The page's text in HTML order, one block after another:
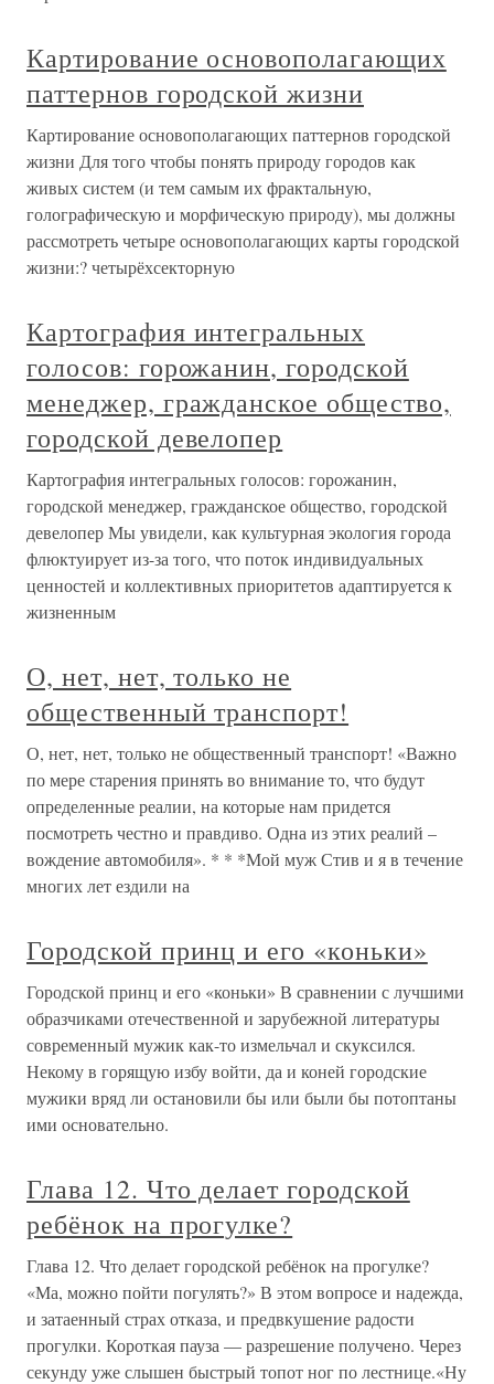
Картирование основополагающих
паттернов городской жизни
Картирование основополагающих паттернов городской
жизни Для того чтобы понять природу городов как
живых систем (и тем самым их фрактальную,
голографическую и морфическую природу), мы должны
рассмотреть четыре основополагающих карты городской
жизни:? четырёхсекторную
Картография интегральных
голосов: горожанин, городской
менеджер, гражданское общество,
городской девелопер
Картография интегральных голосов: горожанин,
городской менеджер, гражданское общество, городской
девелопер Мы увидели, как культурная экология города
флюктуирует из-за того, что поток индивидуальных
ценностей и коллективных приоритетов адаптируется к
жизненным
О, нет, нет, только не
общественный транспорт!
О, нет, нет, только не общественный транспорт! «Важно
по мере старения принять во внимание то, что будут
определенные реалии, на которые нам придется
посмотреть честно и правдиво. Одна из этих реалий –
вождение автомобиля». * * *Мой муж Стив и я в течение
многих лет ездили на
Городской принц и его «коньки»
Городской принц и его «коньки» В сравнении с лучшими
образчиками отечественной и зарубежной литературы
современный мужик как-то измельчал и скуксился.
Некому в горящую избу войти, да и коней городские
мужики вряд ли остановили бы или были бы потоптаны
ими основательно.
Глава 12. Что делает городской
ребёнок на прогулке?
Глава 12. Что делает городской ребёнок на прогулке?
«Ма, можно пойти погулять?» В этом вопросе и надежда,
и затаенный страх отказа, и предвкушение радости
прогулки. Короткая пауза — разрешение получено. Через
секунду уже слышен быстрый топот ног по лестнице.«Ну